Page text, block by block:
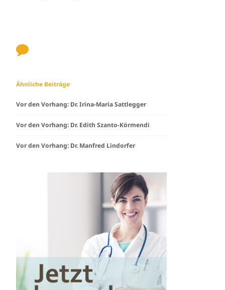
Ähnliche Beiträge
Vor den Vorhang: Dr. Irina-Maria Sattlegger
Vor den Vorhang: Dr. Edith Szanto-Körmendi
Vor den Vorhang: Dr. Manfred Lindorfer